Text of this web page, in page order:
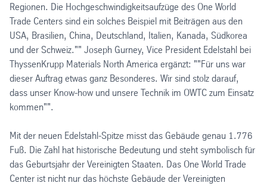
Regionen. Die Hochgeschwindigkeitsaufzüge des One World
Trade Centers sind ein solches Beispiel mit Beiträgen aus den
USA, Brasilien, China, Deutschland, Italien, Kanada, Südkorea
und der Schweiz."" Joseph Gurney, Vice President Edelstahl bei
ThyssenKrupp Materials North America ergänzt: ""Für uns war
dieser Auftrag etwas ganz Besonderes. Wir sind stolz darauf,
dass unser Know-how und unsere Technik im OWTC zum Einsatz
kommen"".
Mit der neuen Edelstahl-Spitze misst das Gebäude genau 1.776
Fuß. Die Zahl hat historische Bedeutung und steht symbolisch für
das Geburtsjahr der Vereinigten Staaten. Das One World Trade
Center ist nicht nur das höchste Gebäude der Vereinigten